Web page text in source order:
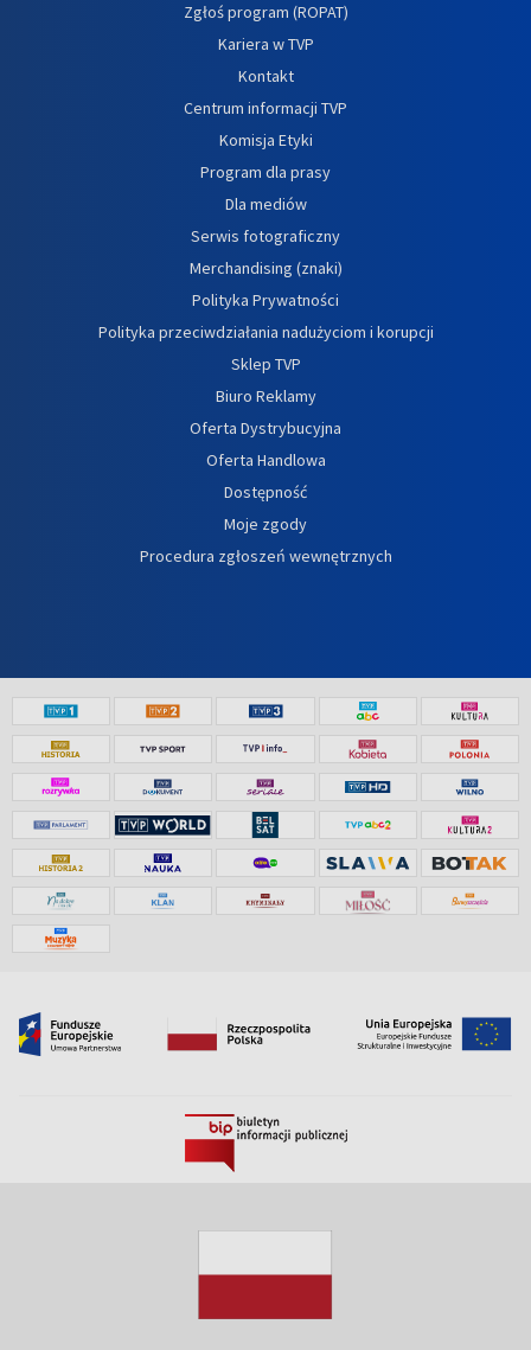
Zgłoś program (ROPAT)
Kariera w TVP
Kontakt
Centrum informacji TVP
Komisja Etyki
Program dla prasy
Dla mediów
Serwis fotograficzny
Merchandising (znaki)
Polityka Prywatności
Polityka przeciwdziałania nadużyciom i korupcji
Sklep TVP
Biuro Reklamy
Oferta Dystrybucyjna
Oferta Handlowa
Dostępność
Moje zgody
Procedura zgłoszeń wewnętrznych